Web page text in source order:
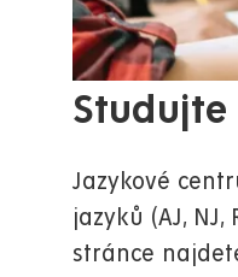
Jazykové
jazyků (AJ,
stránce